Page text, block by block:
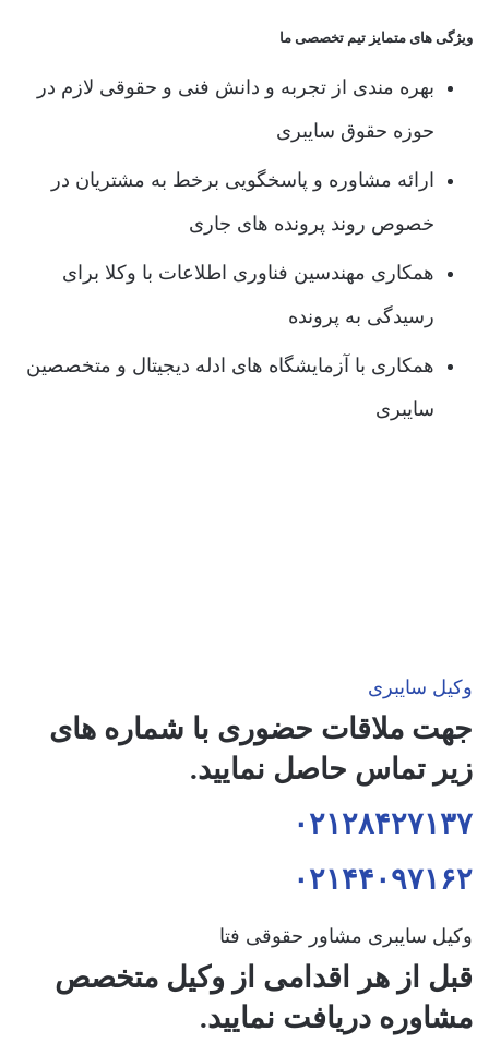
ویژگی های متمایز تیم تخصصی ما
بهره مندی از تجربه و دانش فنی و حقوقی لازم در
حوزه حقوق سایبری
ارائه مشاوره و پاسخگویی برخط به مشتریان در
خصوص روند پرونده های جاری
همکاری مهندسین فناوری اطلاعات با وکلا برای
رسیدگی به پرونده
همکاری با آزمایشگاه های ادله دیجیتال و متخصصین
سایبری
وکیل سایبری
جهت ملاقات حضوری با شماره های
زیر تماس حاصل نمایید.
۰۲۱۲۸۴۲۷۱۳۷
۰۲۱۴۴۰۹۷۱۶۲
وکیل سایبری مشاور حقوقی فتا
قبل از هر اقدامی از وکیل متخصص
مشاوره دریافت نمایید.